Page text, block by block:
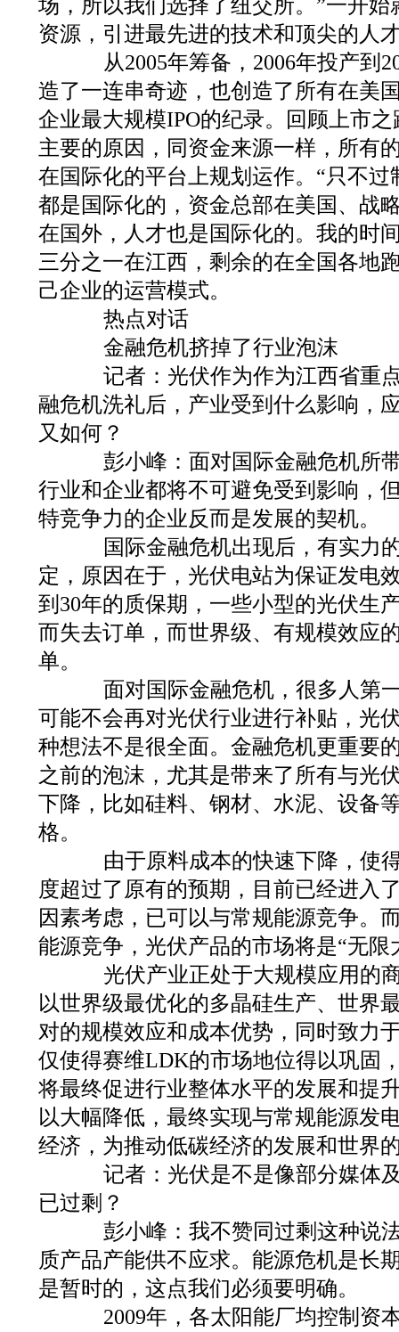
场，所以我们选择了纽交所。”一开
资源，引进最先进的技术和顶尖的人
从2005年筹备，2006年投产到
造了一连串奇迹，也创造了所有在美
企业最大规模IPO的纪录。回顾上市
主要的原因，同资金来源一样，所有
在国际化的平台上规划运作。“只不
都是国际化的，资金总部在美国、战
在国外，人才也是国际化的。我的时
三分之一在江西，剩余的在全国各地
己企业的运营模式。
热点对话
金融危机挤掉了行业泡沫
记者：光伏作为作为江西省重
融危机洗礼后，产业受到什么影响，
又如何？
彭小峰：面对国际金融危机所
行业和企业都将不可避免受到影响，
特竞争力的企业反而是发展的契机。
国际金融危机出现后，有实力
定，原因在于，光伏电站为保证发电
到30年的质保期，一些小型的光伏生
而失去订单，而世界级、有规模效应
单。
面对国际金融危机，很多人第
可能不会再对光伏行业进行补贴，光
种想法不是很全面。金融危机更重要
之前的泡沫，尤其是带来了所有与光
下降，比如硅料、钢材、水泥、设备
格。
由于原料成本的快速下降，使
度超过了原有的预期，目前已经进入
因素考虑，已可以与常规能源竞争。
能源竞争，光伏产品的市场将是“无限
光伏产业正处于大规模应用的
以世界级最优化的多晶硅生产、世界
对的规模效应和成本优势，同时致力
仅使得赛维LDK的市场地位得以巩固
将最终促进行业整体水平的发展和提
以大幅降低，最终实现与常规能源发
经济，为推动低碳经济的发展和世界
记者：光伏是不是像部分媒体
已过剩？
彭小峰：我不赞同过剩这种说
质产品产能供不应求。能源危机是长
是暂时的，这点我们必须要明确。
2009年，各太阳能厂均控制资